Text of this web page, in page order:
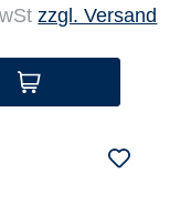
zzgl. Versand